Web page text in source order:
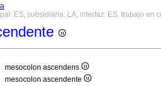
ES, subsidiaria: LA, interfaz: ES, trabajo en
mesocolon ascendens
mesocolon ascendente